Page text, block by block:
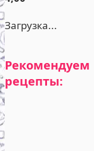
Загрузка...
Рекомендуем
рецепты: